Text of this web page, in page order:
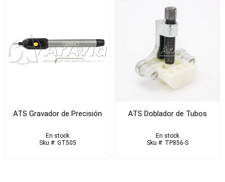
ATS Gravador de Precisión
En stock
Sku #: GT505
ATS Doblador de Tubos
En stock
Sku #: TP856-S